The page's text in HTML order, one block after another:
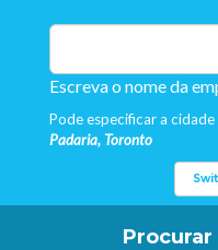
Escreva o nome da
Pode especificar a
Padaria, Toronto